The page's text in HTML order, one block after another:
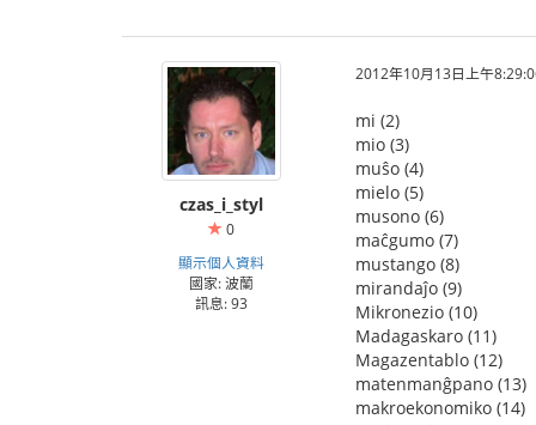
czas_i_styl
0
顯示個人資料
國家: 波蘭
訊息: 93
2012年10月13日上午
mi (2)
mio (3)
muŝo (4)
mielo (5)
musono (6)
maĉgumo (7)
mustango (8)
mirandaĵo (9)
Mikronezio (10)
Madagaskaro (11)
Magazentablo (12)
matenmanĝpano (13)
makroekonomiko (14)